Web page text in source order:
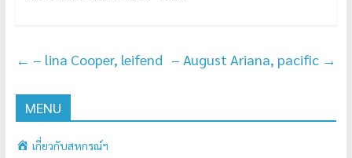
← – lina Cooper, leifend – August Ariana, pacific →
MENU
เกี่ยวกับสหกรณ์ฯ